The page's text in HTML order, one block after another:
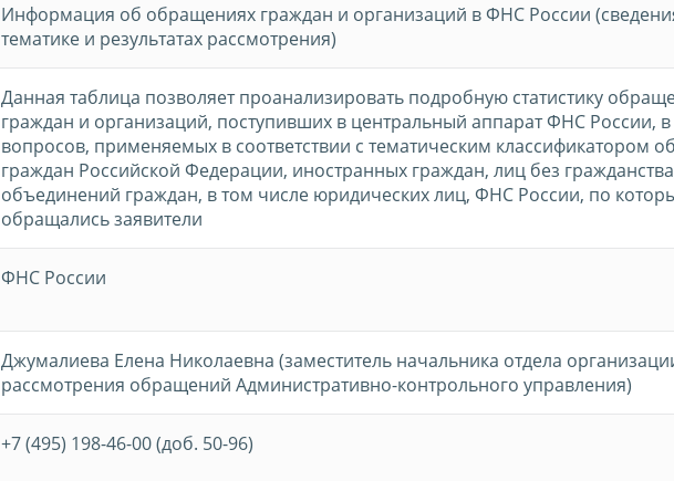
Информация об обращениях граждан и организаций в ФНС России
тематике и результатах рассмотрения)
Данная таблица позволяет проанализировать подробную статистику
граждан и организаций, поступивших в центральный аппарат ФНС России, в
вопросов, применяемых в соответствии с тематическим классификатором
граждан Российской Федерации, иностранных граждан, лиц без
объединений граждан, в том числе юридических лиц, ФНС России, по
обращались заявители
ФНС России
Джумалиева Елена Николаевна (заместитель начальника отдела
рассмотрения обращений Административно-контрольного управления)
+7 (495) 198-46-00 (доб. 50-96)